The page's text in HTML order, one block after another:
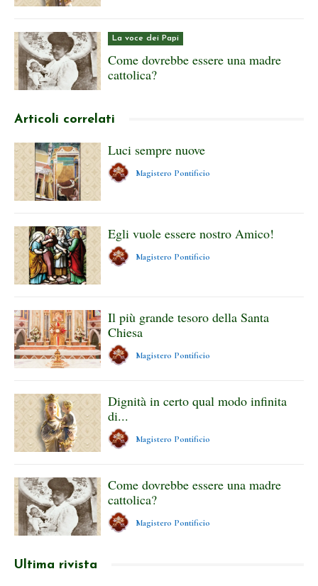
La voce dei Papi
Come dovrebbe essere una madre
cattolica?
Articoli correlati
Luci sempre nuove
Magistero Pontificio
Egli vuole essere nostro Amico!
Magistero Pontificio
Il più grande tesoro della Santa
Chiesa
Magistero Pontificio
Dignità in certo qual modo infinita
di...
Magistero Pontificio
Come dovrebbe essere una madre
cattolica?
Magistero Pontificio
Ultima rivista